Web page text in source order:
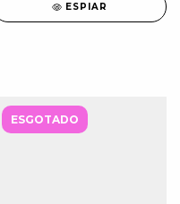
ESPIAR
ESGOTADO